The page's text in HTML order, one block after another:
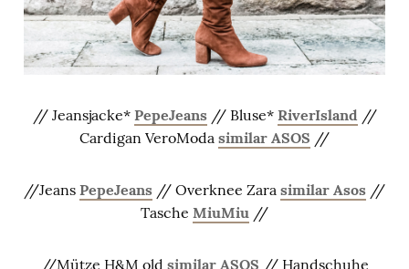
// Jeansjacke* PepeJeans// Bluse* RiverIsland //
Cardigan VeroModa similar ASOS //
//Jeans PepeJeans // Overknee Zara similar Asos //
Tasche MiuMiu //
//Mütze H&M old similar ASOS // Handschuhe